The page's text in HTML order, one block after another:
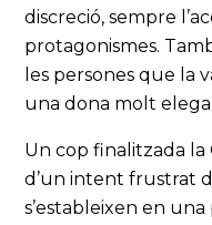
discreció, sempre
protagonismes.
les persones que la
una dona molt
Un cop finalitzada la
d’un intent frustrat
s’estableixen en